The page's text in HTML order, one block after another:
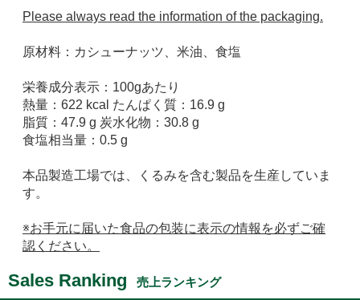
Please always read the information of the packaging.
原材料：カシューナッツ、米油、食塩
栄養成分表示：100gあたり
熱量：622 kcal たんぱく質：16.9 g
脂質：47.9 g 炭水化物：30.8 g
食塩相当量：0.5 g
本品製造工場では、くるみを含む製品を生産していま
す。
※お手元に届いた食品の包装に表示の情報を必ずご確
認ください。
Sales Ranking 売上ランキング